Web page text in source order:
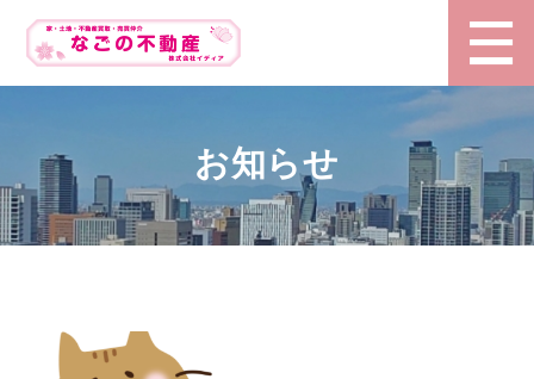
会社情報
物件情報
お知らせ